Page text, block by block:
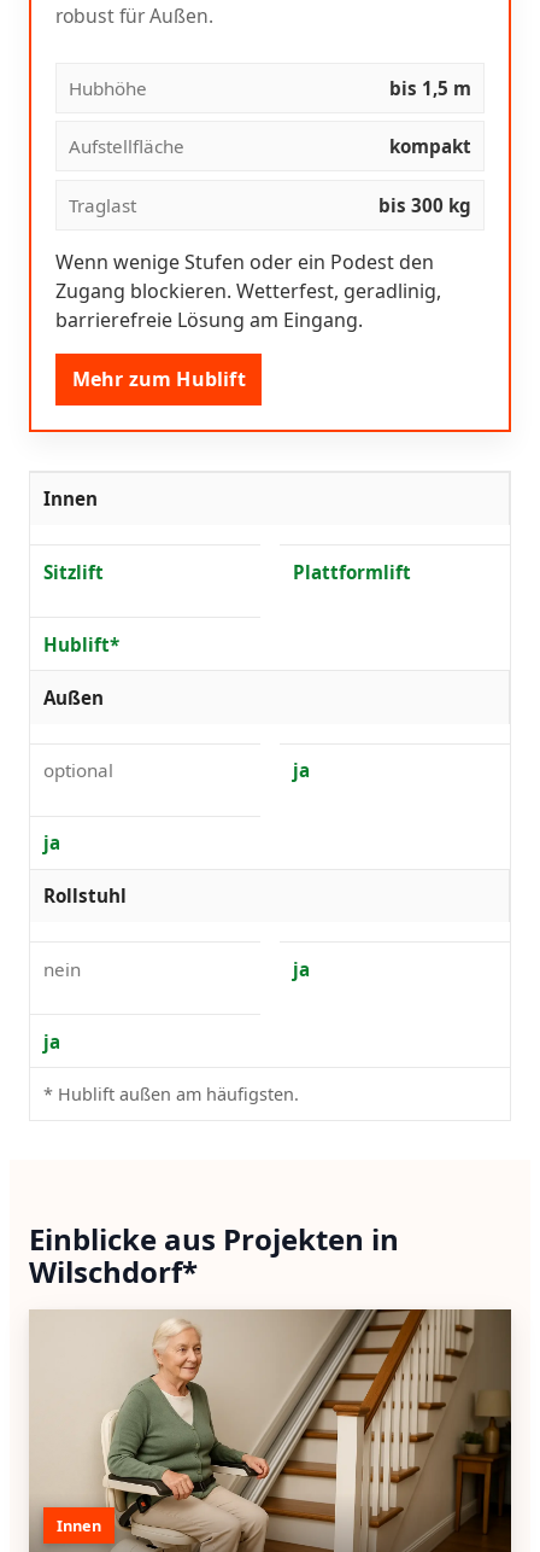
robust für Außen.
Hubhöhe bis 1,5 m
Aufstellfläche kompakt
Traglast bis 300 kg
Wenn wenige Stufen oder ein Podest den
Zugang blockieren. Wetterfest, geradlinig,
barrierefreie Lösung am Eingang.
Mehr zum Hublift
Innen
Sitzlift Plattformlift
Hublift*
Außen
optional ja
ja
Rollstuhl
nein ja
ja
* Hublift außen am häufigsten.
Einblicke aus Projekten in
Wilschdorf*
Innen